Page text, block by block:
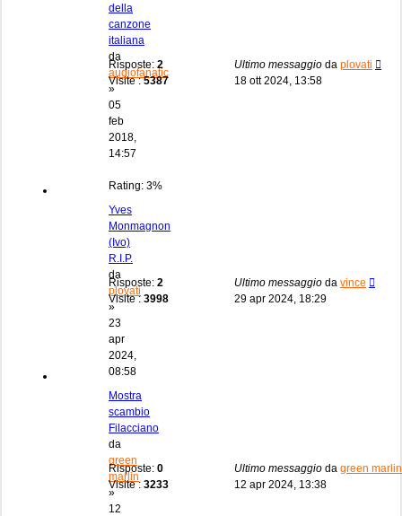
della
canzone
italiana
da
audiofanatic
»
05
feb
2018,
14:57
Rating: 3%
Risposte: 2
Visite :5387
Ultimo messaggio da plovati
18 ott 2024, 13:58
Yves
Monmagnon
(Ivo)
R.I.P.
da
plovati
»
23
apr
2024,
08:58
Risposte: 2
Visite : 3998
Ultimo messaggio da vince
29 apr 2024, 18:29
Mostra
scambio
Filacciano
da
green
marlin
»
12
Risposte: 0
Visite : 3233
Ultimo messaggio da green marlin
12 apr 2024, 13:38